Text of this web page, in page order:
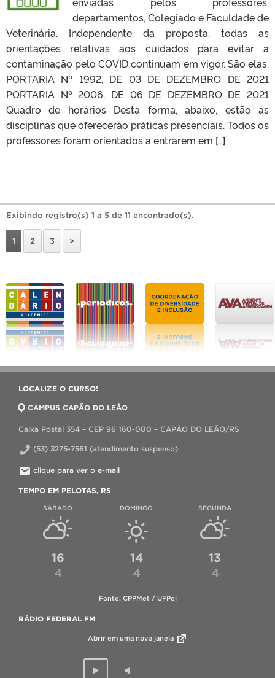
departamentos, Colegiado e Faculdade de
Veterinária. Independente da proposta, todas as
orientações relativas aos cuidados para evitar a
contaminação pelo COVID continuam em vigor. São elas:
PORTARIA Nº 1992, DE 03 DE DEZEMBRO DE 2021
PORTARIA Nº 2006, DE 06 DE DEZEMBRO DE 2021
Quadro de horários Desta forma, abaixo, estão as
disciplinas que oferecerão práticas presenciais. Todos os
professores foram orientados a entrarem em […]
Exibindo registro(s) 1 a 5 de 11 encontrado(s).
1 2 3 >
LOCALIZE O CURSO!
CAMPUS CAPÃO DO LEÃO
Caixa Postal 354 – CEP 96 160-000 – CAPÃO DO LEÃO/RS
(53) 3275-7561 (atendimento suspenso)
clique para ver o e-mail
TEMPO EM PELOTAS, RS
SÁBADO
16
4
DOMINGO
14
4
SEGUNDA
13
4
Fonte: CPPMet / UFPel
RÁDIO FEDERAL FM
Abrir em uma nova janela